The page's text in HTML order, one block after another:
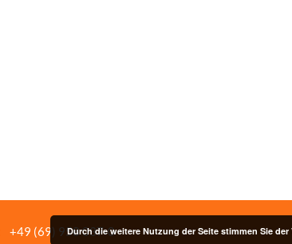
+49 (69) 958 037‑0Bildnachweise Impressum/
Durch die weitere Nutzung der Seite stimmen Sie